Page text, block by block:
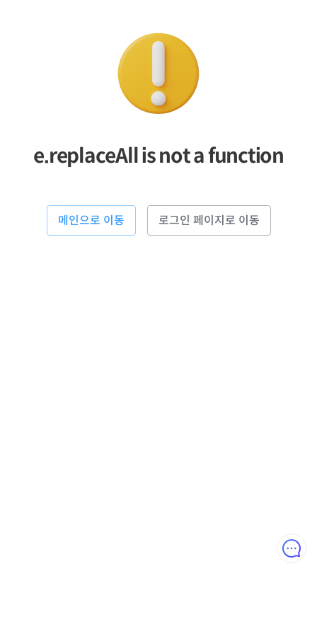
e.replaceAll is not a function
메인으로 이동 로그인 페이지로 이동